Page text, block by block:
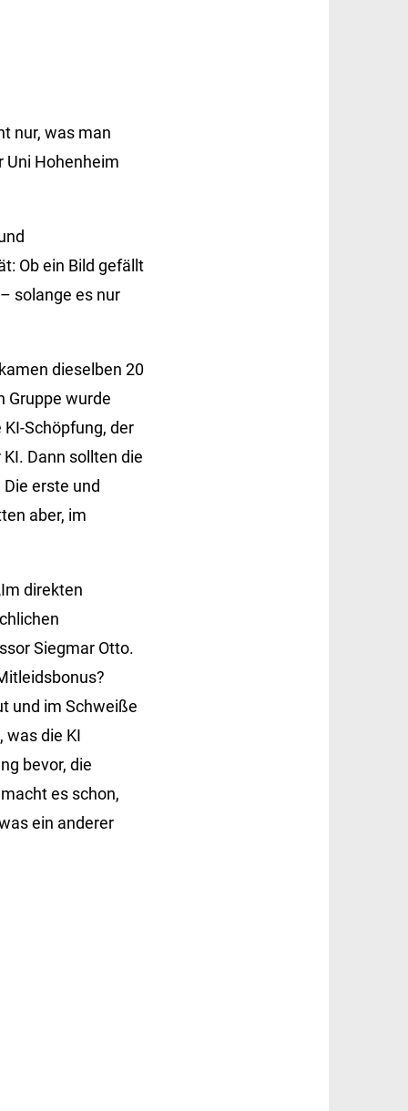
nur, was man
Uni Hohenheim
Ob ein Bild gefällt
solange es nur
dieselben 20
Gruppe wurde
Schöpfung, der
Dann sollten die
erste und
aber, im
direkten
Siegmar Otto.
und im Schweiße
was die KI
bevor, die
es schon,
ein anderer